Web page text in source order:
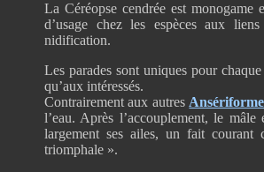
La Céréopse cendrée est
d’usage chez les espèces aux
nidification.
Les parades sont uniques pour
qu’aux intéressés.
Contrairement aux autres
l’eau. Après l’accouplement, le
largement ses ailes, un fait
triomphale ».